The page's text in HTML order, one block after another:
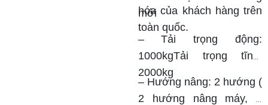
hóa của khách hàng trên
toàn quốc.
mới
– Tải trọng động:
1000kgTải trọng tĩnh:
2000kg
– Hướng nâng: 2 hướng (
2 hướng nâng máy, 2